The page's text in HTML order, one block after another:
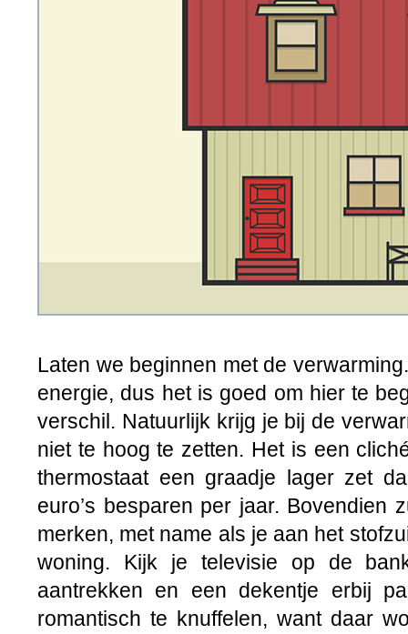
Laten we beginnen met de
energie, dus het is goed om hier te
verschil. Natuurlijk krijg je bij de
niet te hoog te zetten. Het is een
thermostaat een graadje lager zet
euro’s besparen per jaar. Bovendien
merken, met name als je aan het
woning. Kijk je televisie op de
aantrekken en een dekentje erbij
romantisch te knuffelen, want daar